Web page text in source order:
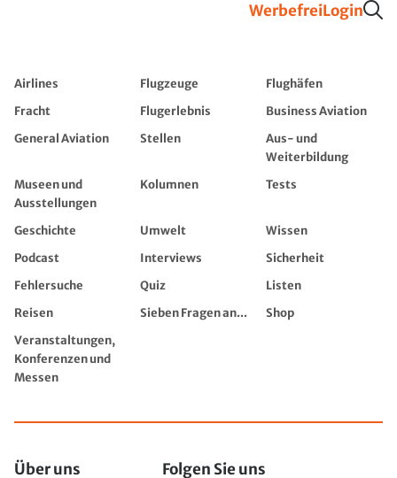
WerbefreiLogin
Airlines Flugzeuge
Flughäfen
Fracht
Flugerlebnis
Business Aviation
General Aviation
Stellen
Aus- und
Weiterbildung
Museen und
Ausstellungen
Kolumnen Tests
Geschichte Umwelt
Wissen
Podcast
Interviews
Sicherheit
Fehlersuche
Quiz
Listen
Reisen
Sieben Fragen an...
Shop
Veranstaltungen,
Konferenzen und
Messen
Über uns Folgen Sie uns